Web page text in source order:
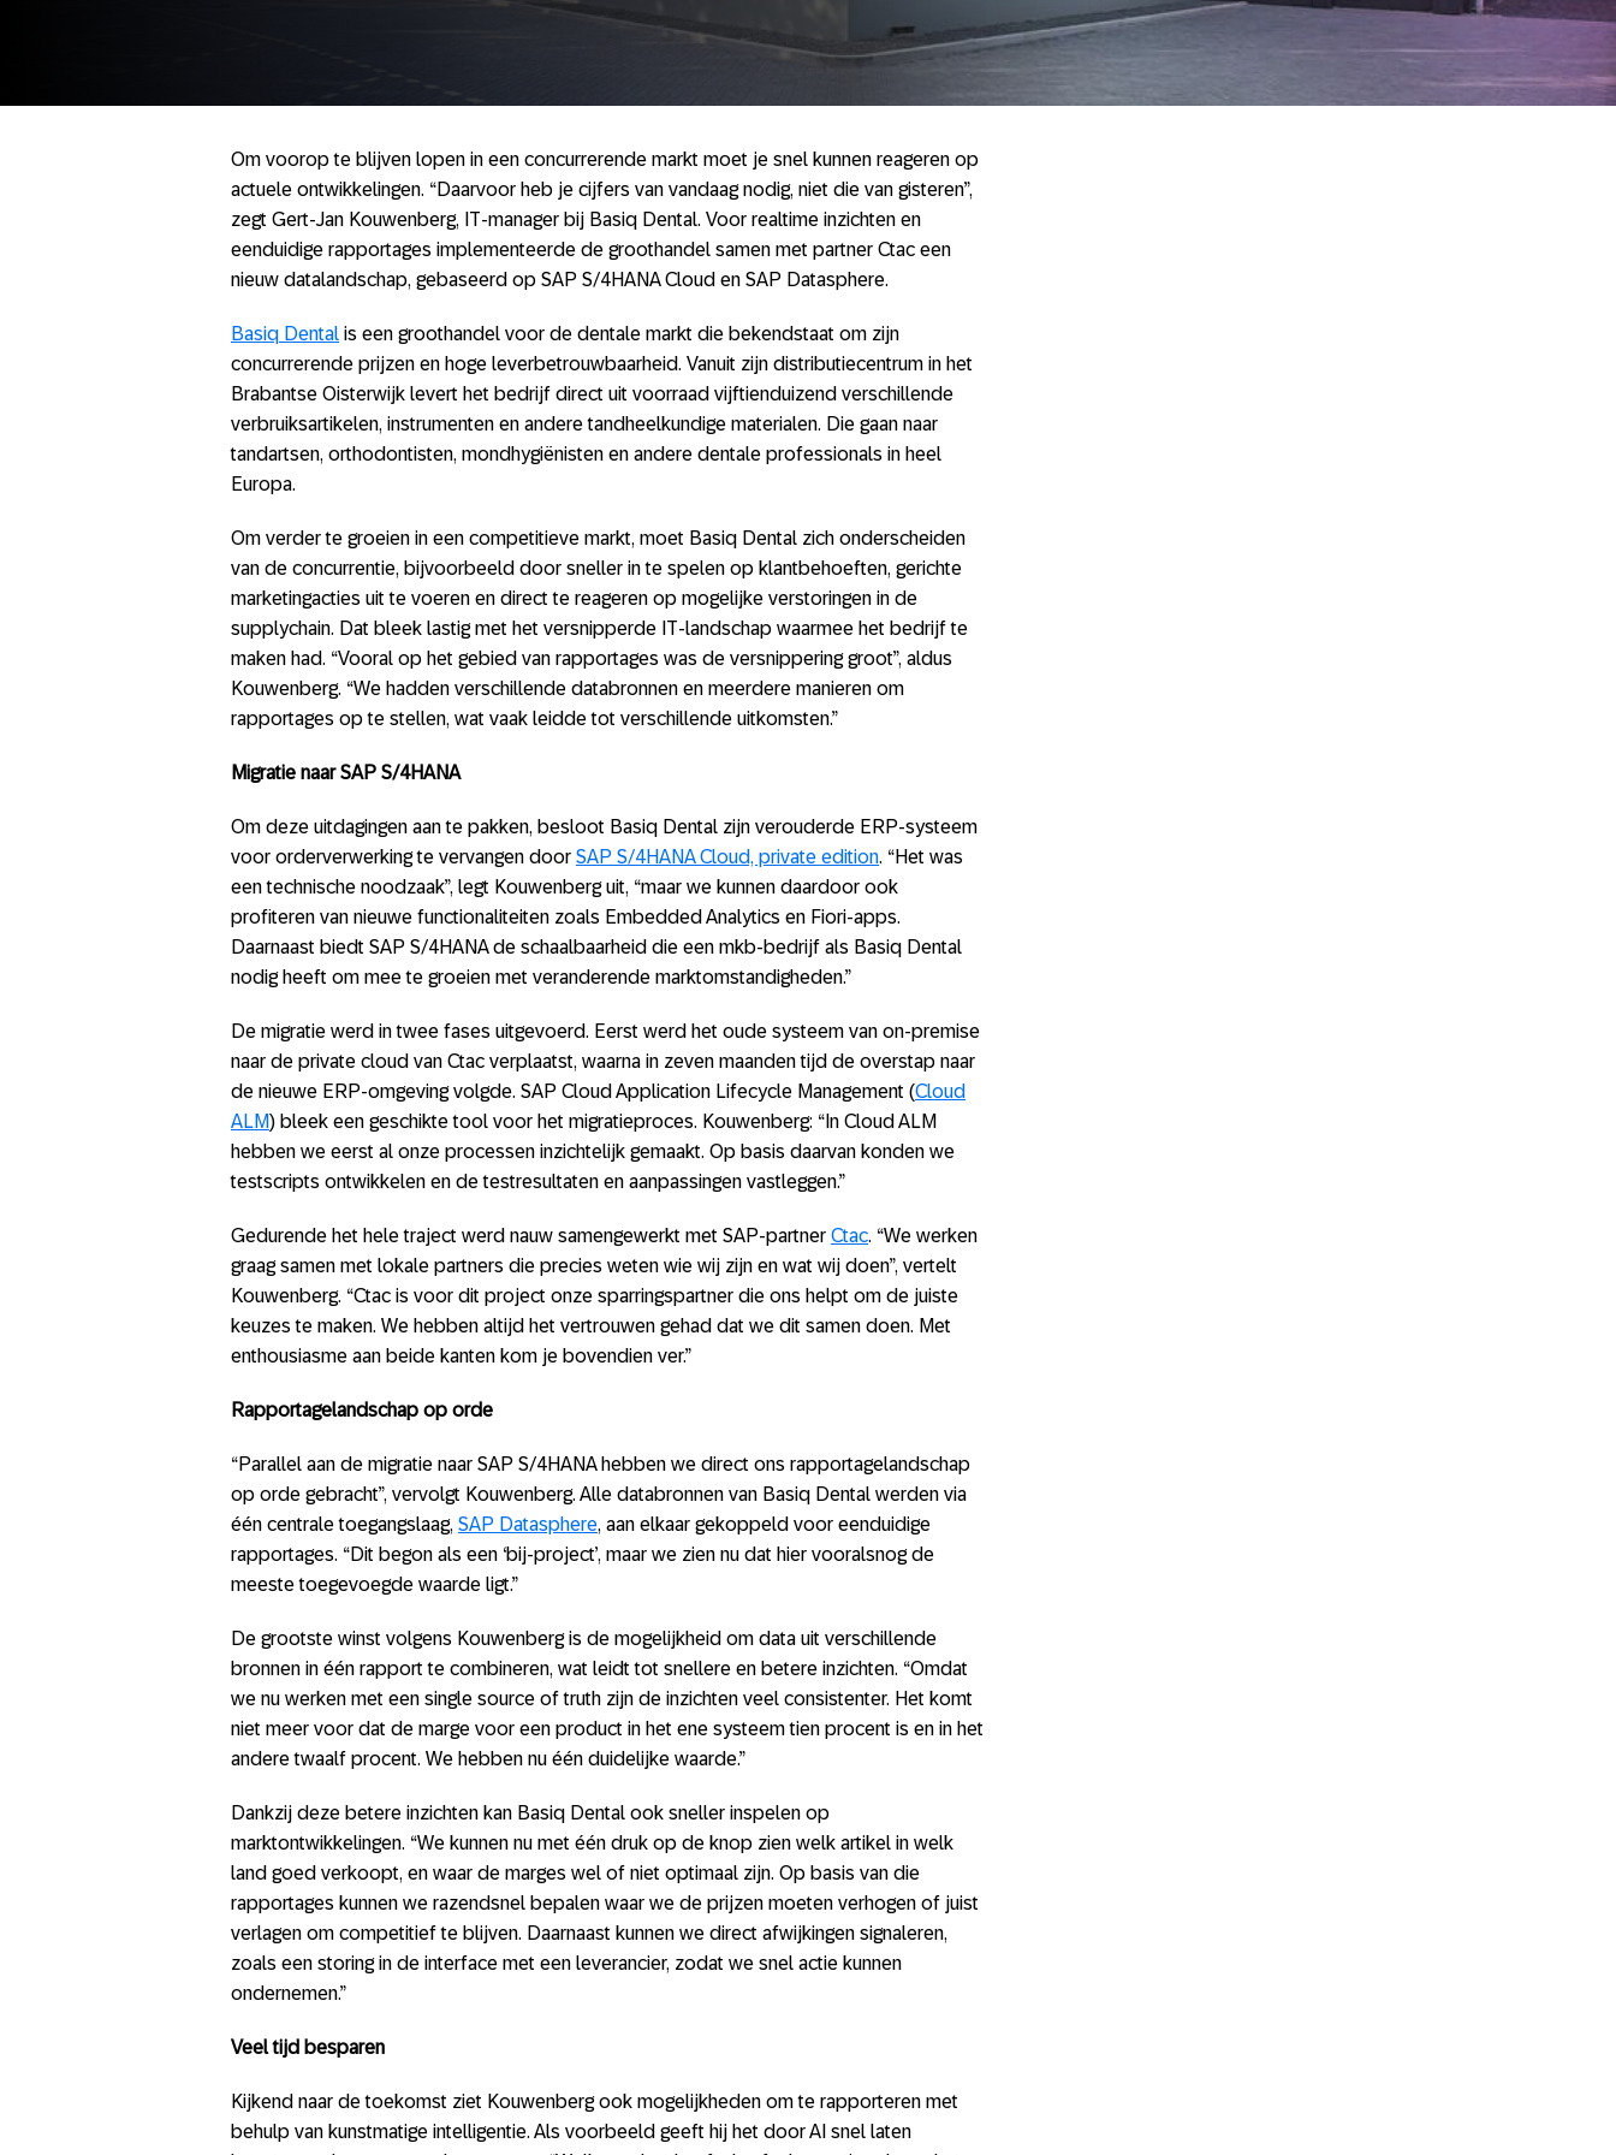
Om voorop te blijven lopen in een concurrerende markt moet je snel kunnen reageren op
actuele ontwikkelingen. “Daarvoor heb je cijfers van vandaag nodig, niet die van gisteren”,
zegt Gert-Jan Kouwenberg, IT-manager bij Basiq Dental. Voor realtime inzichten en
eenduidige rapportages implementeerde de groothandel samen met partner Ctac een
nieuw datalandschap, gebaseerd op SAP S/4HANA Cloud en SAP Datasphere.
Basiq Dental is een groothandel voor de dentale markt die bekendstaat om zijn
concurrerende prijzen en hoge leverbetrouwbaarheid. Vanuit zijn distributiecentrum in het
Brabantse Oisterwijk levert het bedrijf direct uit voorraad vijftienduizend verschillende
verbruiksartikelen, instrumenten en andere tandheelkundige materialen. Die gaan naar
tandartsen, orthodontisten, mondhygiënisten en andere dentale professionals in heel
Europa.
Om verder te groeien in een competitieve markt, moet Basiq Dental zich onderscheiden
van de concurrentie, bijvoorbeeld door sneller in te spelen op klantbehoeften, gerichte
marketingacties uit te voeren en direct te reageren op mogelijke verstoringen in de
supplychain. Dat bleek lastig met het versnipperde IT-landschap waarmee het bedrijf te
maken had. “Vooral op het gebied van rapportages was de versnippering groot”, aldus
Kouwenberg. “We hadden verschillende databronnen en meerdere manieren om
rapportages op te stellen, wat vaak leidde tot verschillende uitkomsten.”
Migratie naar SAP S/4HANA
Om deze uitdagingen aan te pakken, besloot Basiq Dental zijn verouderde ERP-systeem
voor orderverwerking te vervangen door SAP S/4HANA Cloud, private edition. “Het was
een technische noodzaak”, legt Kouwenberg uit, “maar we kunnen daardoor ook
profiteren van nieuwe functionaliteiten zoals Embedded Analytics en Fiori-apps.
Daarnaast biedt SAP S/4HANA de schaalbaarheid die een mkb-bedrijf als Basiq Dental
nodig heeft om mee te groeien met veranderende marktomstandigheden.”
De migratie werd in twee fases uitgevoerd. Eerst werd het oude systeem van on-premise
naar de private cloud van Ctac verplaatst, waarna in zeven maanden tijd de overstap naar
de nieuwe ERP-omgeving volgde. SAP Cloud Application Lifecycle Management (Cloud
ALM) bleek een geschikte tool voor het migratieproces. Kouwenberg: “In Cloud ALM
hebben we eerst al onze processen inzichtelijk gemaakt. Op basis daarvan konden we
testscripts ontwikkelen en de testresultaten en aanpassingen vastleggen.”
Gedurende het hele traject werd nauw samengewerkt met SAP-partner Ctac. “We werken
graag samen met lokale partners die precies weten wie wij zijn en wat wij doen”, vertelt
Kouwenberg. “Ctac is voor dit project onze sparringspartner die ons helpt om de juiste
keuzes te maken. We hebben altijd het vertrouwen gehad dat we dit samen doen. Met
enthousiasme aan beide kanten kom je bovendien ver.”
Rapportagelandschap op orde
“Parallel aan de migratie naar SAP S/4HANA hebben we direct ons rapportagelandschap
op orde gebracht”, vervolgt Kouwenberg. Alle databronnen van Basiq Dental werden via
één centrale toegangslaag, SAP Datasphere, aan elkaar gekoppeld voor eenduidige
rapportages. “Dit begon als een ‘bij-project’, maar we zien nu dat hier vooralsnog de
meeste toegevoegde waarde ligt.”
De grootste winst volgens Kouwenberg is de mogelijkheid om data uit verschillende
bronnen in één rapport te combineren, wat leidt tot snellere en betere inzichten. “Omdat
we nu werken met een single source of truth zijn de inzichten veel consistenter. Het komt
niet meer voor dat de marge voor een product in het ene systeem tien procent is en in het
andere twaalf procent. We hebben nu één duidelijke waarde.”
Dankzij deze betere inzichten kan Basiq Dental ook sneller inspelen op
marktontwikkelingen. “We kunnen nu met één druk op de knop zien welk artikel in welk
land goed verkoopt, en waar de marges wel of niet optimaal zijn. Op basis van die
rapportages kunnen we razendsnel bepalen waar we de prijzen moeten verhogen of juist
verlagen om competitief te blijven. Daarnaast kunnen we direct afwijkingen signaleren,
zoals een storing in de interface met een leverancier, zodat we snel actie kunnen
ondernemen.”
Veel tijd besparen
Kijkend naar de toekomst ziet Kouwenberg ook mogelijkheden om te rapporteren met
behulp van kunstmatige intelligentie. Als voorbeeld geeft hij het door AI snel laten